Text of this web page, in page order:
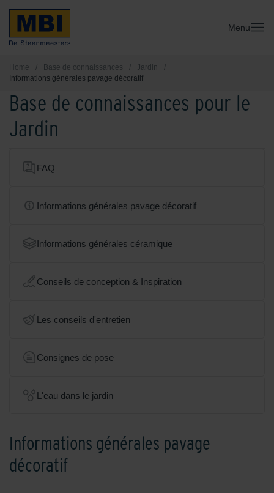
Menu
Home / Base de connaissances / Jardin
/
Informations générales pavage décoratif
Base de connaissances pour le
Jardin
FAQ
Informations générales pavage décoratif
Informations générales céramique
Conseils de conception & Inspiration
Les conseils d'entretien
Consignes de pose
L'eau dans le jardin
Informations générales pavage
décoratif